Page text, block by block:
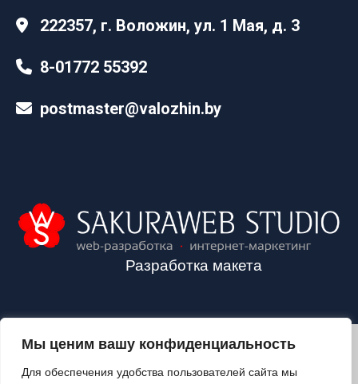
Мы ценим вашу конфиденциальность
Для обеспечения удобства пользователей сайта мы
222357, г. Воложин, ул. 1 Мая, д. 3
8-01772 55392
postmaster@valozhin.by
Разработка макета
2024©VALOZHIN.BY - НОВОСТИ ВОЛОЖИНСКОГО РАЙОНА